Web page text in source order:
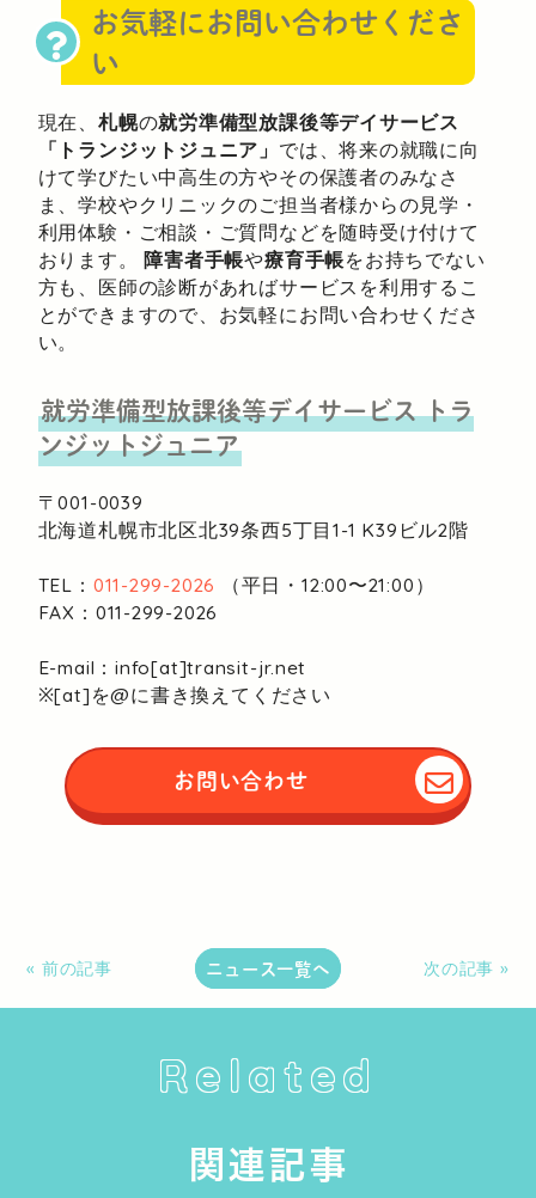
お気軽にお問い合わせくださ
い
現在、 札幌の就労準備型放課後等デイサービス
「トランジットジュニア」 では、将来の就職に向
けて学びたい中高生の方やその保護者のみなさ
ま、学校やクリニックのご担当者様からの見学・
利用体験・ご相談・ご質問などを随時受け付けて
おります。 障害者手帳や療育手帳をお持ちでない
方も、医師の診断があればサービスを利用するこ
とができますので、お気軽にお問い合わせくださ
い。
就労準備型放課後等デイサービストラ
ンジットジュニア
〒001-0039
北海道札幌市北区北39条西5丁目1-1 K39ビル2階
TEL： 011-299-2026
（平日・12:00〜21:00）
FAX：011-299-2026
E-mail：info[at]transit-jr.net
※[at]を@に書き換えてください
お問い合わせ
« 前の記事 ニュース一覧へ 次の記事 »
Related
関連記事